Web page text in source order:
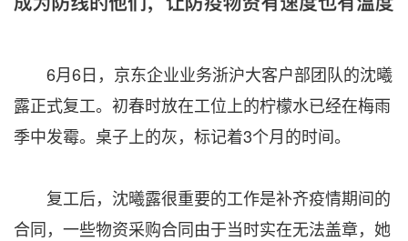
6月6日，京东企业业务浙沪大客户部团队的沈曦
露正式复工。初春时放在工位上的柠檬水已经在梅雨
季中发霉。桌子上的灰，标记着3个月的时间。
复工后，沈曦露很重要的工作是补齐疫情期间的
合同，一些物资采购合同由于当时实在无法盖章，她